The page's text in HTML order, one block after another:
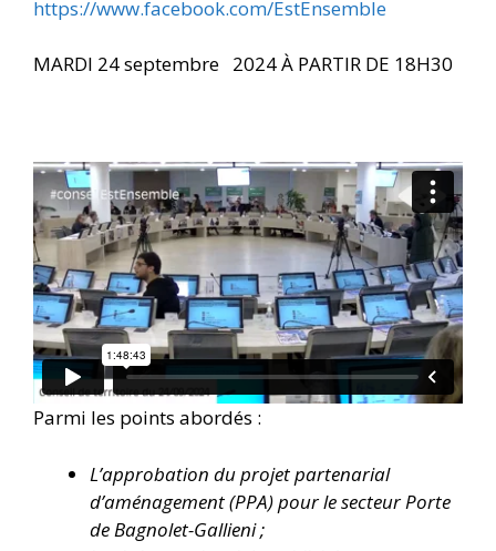
https://www.facebook.com/EstEnsemble
MARDI 24 septembre 2024 À PARTIR DE 18H30
Parmi les points abordés :
L’approbation du projet partenarial
d’aménagement (PPA) pour le secteur Porte
de Bagnolet-Gallieni ;